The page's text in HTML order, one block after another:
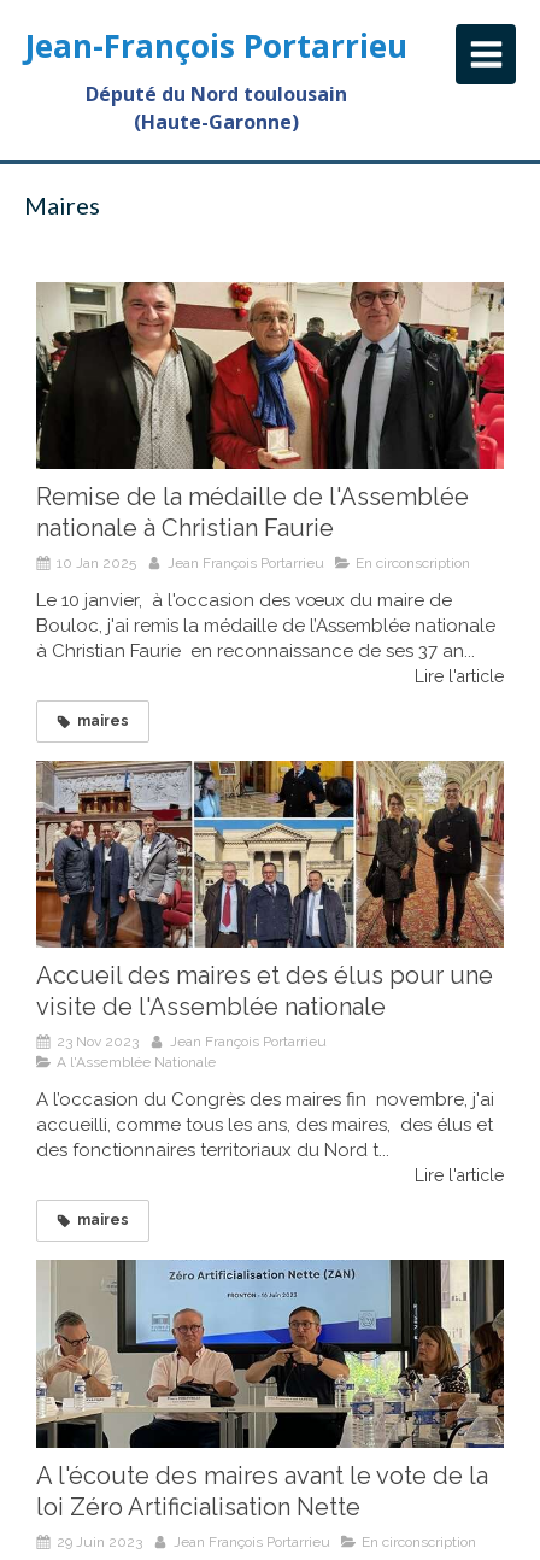
Jean-François Portarrieu
Député du Nord toulousain
(Haute-Garonne)
Maires
Remise de la médaille de l'Assemblée
nationale à Christian Faurie
10 Jan 2025 Jean François Portarrieu En circonscription
Le 10 janvier, à l'occasion des vœux du maire de
Bouloc, j'ai remis la médaille de l’Assemblée nationale
à Christian Faurie en reconnaissance de ses 37 an...
Lire l'article
maires
Accueil des maires et des élus pour une
visite de l'Assemblée nationale
23 Nov 2023
Jean François Portarrieu
A l'Assemblée Nationale
A l’occasion du Congrès des maires fin novembre, j'ai
accueilli, comme tous les ans, des maires, des élus et
des fonctionnaires territoriaux du Nord t...
Lire l'article
maires
A l'écoute des maires avant le vote de la
loi Zéro Artificialisation Nette
29 Juin 2023 Jean François Portarrieu En circonscription